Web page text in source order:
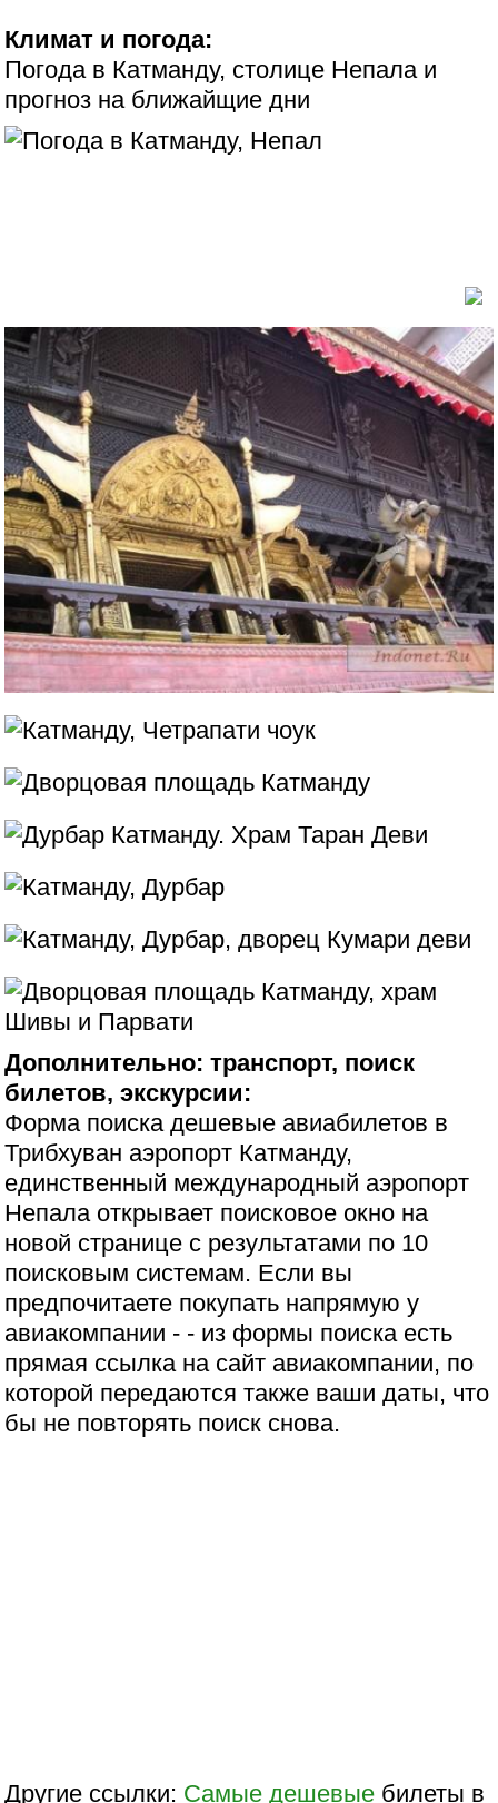
Климат и погода:
Погода в Катманду, столице Непала и
прогноз на ближайщие дни
Дополнительно: транспорт, поиск
билетов, экскурсии:
Форма поиска дешевые авиабилетов в
Трибхуван аэропорт Катманду,
единственный международный аэропорт
Непала открывает поисковое окно на
новой странице с результатами по 10
поисковым системам. Если вы
предпочитаете покупать напрямую у
авиакомпании - - из формы поиска есть
прямая ссылка на сайт авиакомпании, по
которой передаются также ваши даты, что
бы не повторять поиск снова.
Другие ссылки: Самые дешевые билеты в